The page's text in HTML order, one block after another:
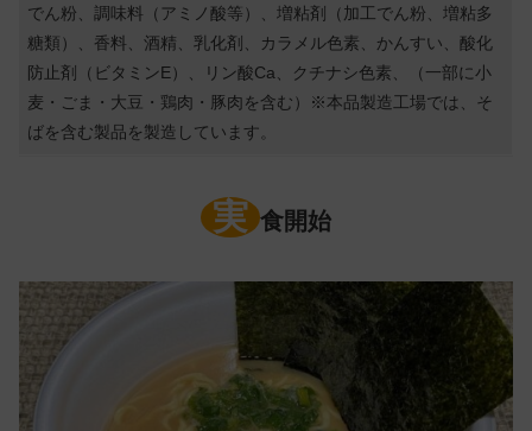
でん粉、調味料（アミノ酸等）、増粘剤（加工でん粉、増粘多
糖類）、香料、酒精、乳化剤、カラメル色素、かんすい、酸化
防止剤（ビタミンE）、リン酸Ca、クチナシ色素、（一部に小
麦・ごま・大豆・鶏肉・豚肉を含む）※本品製造工場では、そ
ばを含む製品を製造しています。
実 食開始